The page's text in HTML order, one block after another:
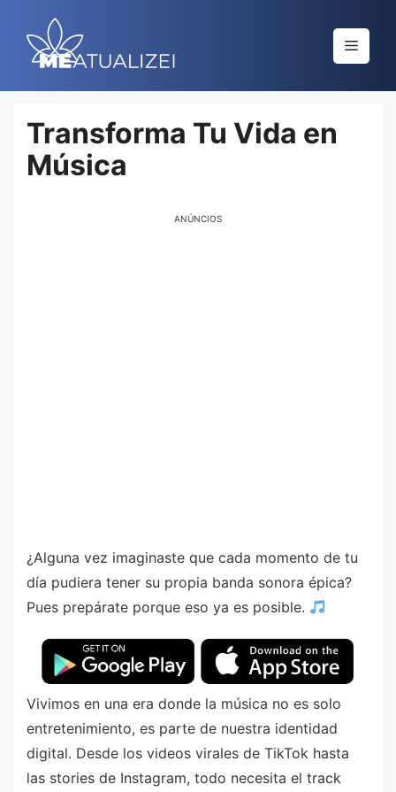
contenido
Menú
Transforma Tu Vida en
Música
ANÚNCIOS
¿Alguna vez imaginaste que cada momento de tu
día pudiera tener su propia banda sonora épica?
Pues prepárate porque eso ya es posible.
Vivimos en una era donde la música no es solo
entretenimiento, es parte de nuestra identidad
digital. Desde los videos virales de TikTok hasta
las stories de Instagram, todo necesita el track